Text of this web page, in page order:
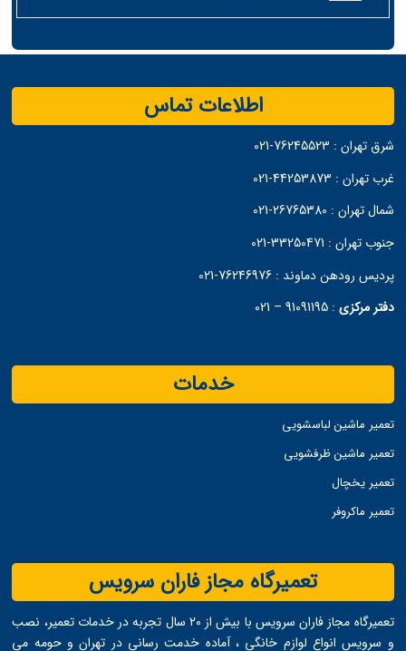
اطلاعات تماس
شرق تهران : 76245523-021
غرب تهران : 44253873-021
شمال تهران :
جنوب تهران : 33250471-021
پردیس رودهن دماوند :76246976-021
دفتر مرکزی :
91091195 – 021
خدمات
تعمیر ماشین لباسشویی
تعمیر ماشین ظرفشویی
تعمیر یخچال
تعمیر ماکروفر
تعمیرگاه مجاز فاران سرویس
تعمیرگاه مجاز فاران سرویس با بیش از ۲۰ سال تجربه در خدمات تعمیر، نصب
و سرویس انواع لوازم خانگی ، آماده خدمت ‌رسانی در تهران و حومه می